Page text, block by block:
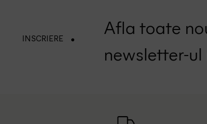
INSCRIERE
Afla toate
newsletter-ul